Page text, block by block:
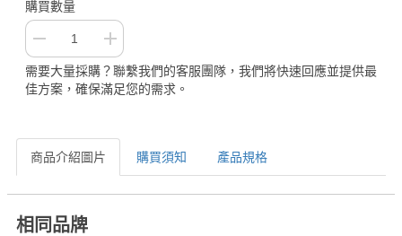
購買數量
需要大量採購？聯繫我們的客服團隊，我們將快速回應並提供最
佳方案，確保滿足您的需求。
商品介紹圖片 購買須知 產品規格
相同品牌